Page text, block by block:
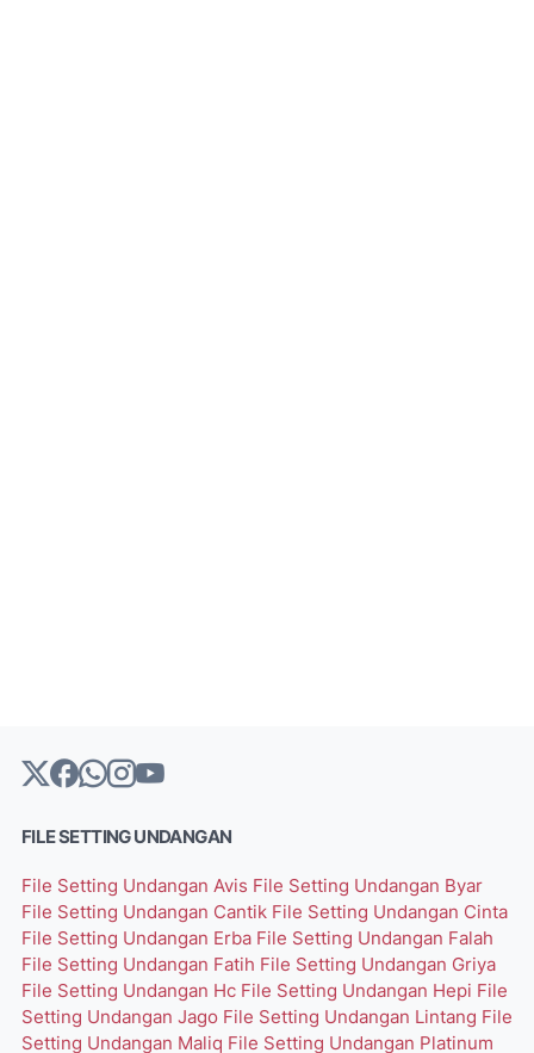
FILE SETTING UNDANGAN
File Setting Undangan Avis File Setting Undangan Byar
File Setting Undangan Cantik File Setting Undangan Cinta
File Setting Undangan Erba File Setting Undangan Falah
File Setting Undangan Fatih File Setting Undangan Griya
File Setting Undangan Hc File Setting Undangan Hepi File
Setting Undangan Jago File Setting Undangan Lintang File
Setting Undangan Maliq File Setting Undangan Platinum